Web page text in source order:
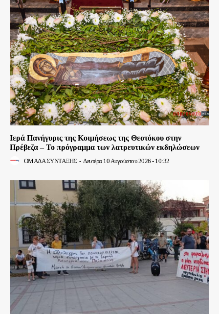
Ιερά Πανήγυρις της Κοιμήσεως της Θεοτόκου στην
Πρέβεζα – Το πρόγραμμα των λατρευτικών εκδηλώσεων
ΟΜΑΔΑ ΣΥΝΤΑΞΗΣ - Δευτέρα 10 Αυγούστου 2026 - 10:32